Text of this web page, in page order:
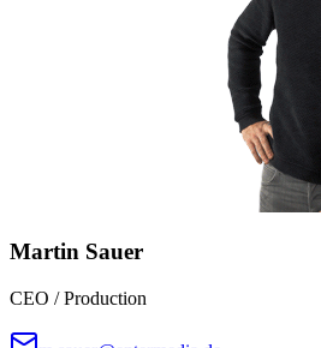
Martin Sauer
CEO / Production